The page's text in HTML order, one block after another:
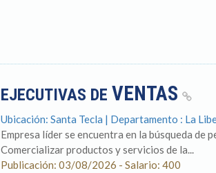
EJECUTIVAS DE VENTAS
Ubicación: Santa Tecla | Departamento : La
Empresa líder se encuentra en la búsqueda
Comercializar productos y servicios de la...
Publicación: 03/08/2026 - Salario: 400